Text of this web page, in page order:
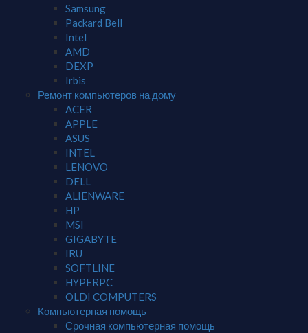
Samsung
Packard Bell
Intel
AMD
DEXP
Irbis
Ремонт компьютеров на дому
ACER
APPLE
ASUS
INTEL
LENOVO
DELL
ALIENWARE
HP
MSI
GIGABYTE
IRU
SOFTLINE
HYPERPC
OLDI COMPUTERS
Компьютерная помощь
Срочная компьютерная помощь